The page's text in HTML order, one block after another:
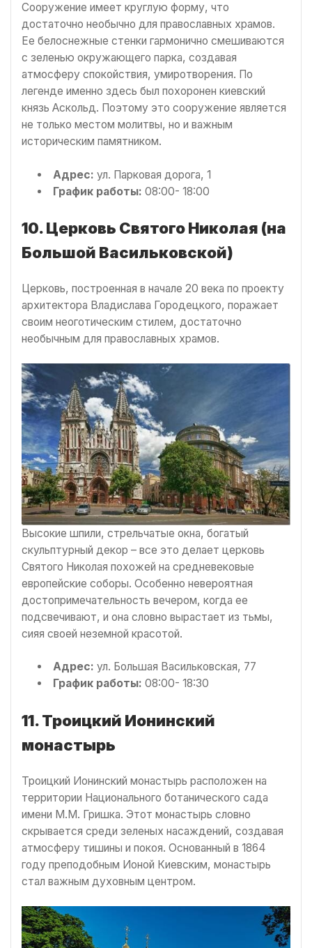
Сооружение имеет круглую форму, что
достаточно необычно для православных храмов.
Ее белоснежные стенки гармонично смешиваются
с зеленью окружающего парка, создавая
атмосферу спокойствия, умиротворения. По
легенде именно здесь был похоронен киевский
князь Аскольд. Поэтому это сооружение является
не только местом молитвы, но и важным
историческим памятником.
Адрес: ул. Парковая дорога, 1
График работы: 08:00- 18:00
10. Церковь Святого Николая (на
Большой Васильковской)
Церковь, построенная в начале 20 века по проекту
архитектора Владислава Городецкого, поражает
своим неоготическим стилем, достаточно
необычным для православных храмов.
Высокие шпили, стрельчатые окна, богатый
скульптурный декор – все это делает церковь
Святого Николая похожей на средневековые
европейские соборы. Особенно невероятная
достопримечательность вечером, когда ее
подсвечивают, и она словно вырастает из тьмы,
сияя своей неземной красотой.
Адрес: ул. Большая Васильковская, 77
График работы: 08:00- 18:30
11. Троицкий Ионинский
монастырь
Троицкий Ионинский монастырь расположен на
территории Национального ботанического сада
имени М.М. Гришка. Этот монастырь словно
скрывается среди зеленых насаждений, создавая
атмосферу тишины и покоя. Основанный в 1864
году преподобным Ионой Киевским, монастырь
стал важным духовным центром.